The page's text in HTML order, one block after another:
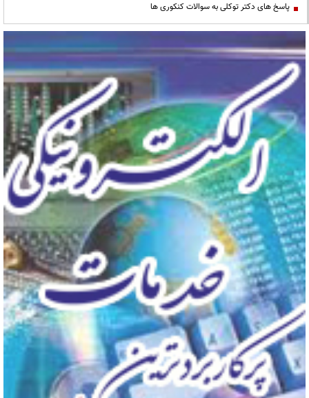
پاسخ های دکتر توکلی به سوالات کنکوری ها